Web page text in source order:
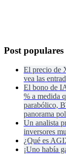
Post
El precio de
vea las
El bono de
% a medida
parabólico,
panorama
Un analista
inversores
¿Qué es
¡Uno había